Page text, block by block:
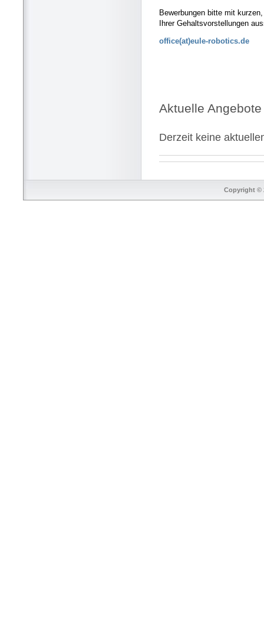
Bewerbungen bitte mit
Ihrer Gehaltsvorstellungen
office(at)eule-robotics.de
Aktuelle Angebote
Derzeit keine
Copyright ©